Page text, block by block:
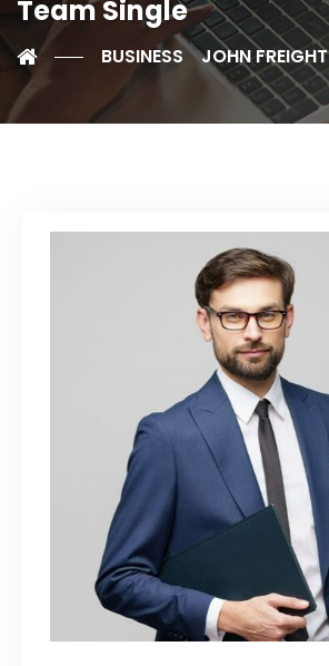
Team Single
BUSINESS JOHN FREIGHT